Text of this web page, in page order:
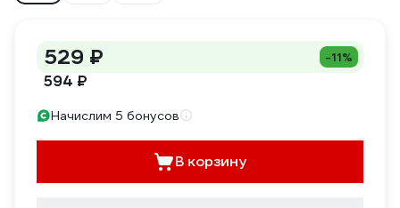
529 ₽ -11%
594 ₽
Начислим 5 бонусов
В корзину